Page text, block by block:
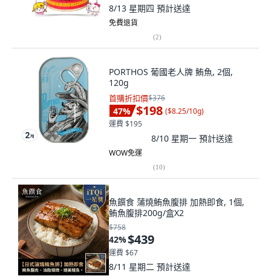
8/13 星期四 預計送達
免費退貨
(2)
PORTHOS 葡國老人牌 鮪魚, 2個,
120g
首購折扣價$376
47% $198 ($8.25/10g)
運費 $195
8/10 星期一 預計送達
WOW免運
(10)
魚饌食 蒲燒鮪魚腹排 加熱即食, 1個,
鮪魚腹排200g/盒X2
$758
42%$439
運費 $67
8/11 星期二 預計送達